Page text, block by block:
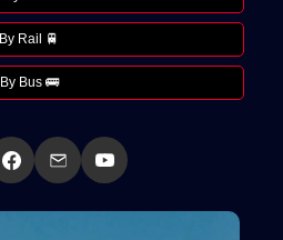
By Rail 🚆
By Bus 🚌